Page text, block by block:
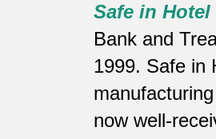
Safe in Hotel
Bank and
1999. Safe in
now well-